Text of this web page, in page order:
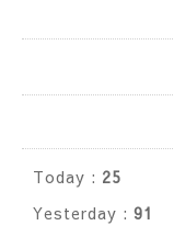
Today : 25
Yesterday : 91